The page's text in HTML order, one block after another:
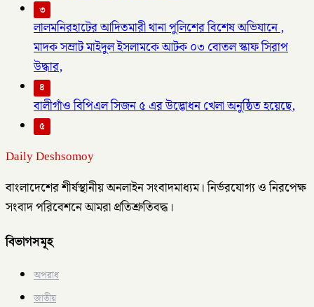
৩
লালমনিরহাটের আদিতমারী থানা পুলিশের বিশেষ অভিযানে ,
মাদক সম্রাট মাইদুল ইসলামকে আটক ০৩ বোতল স্কাফ সিরাপ
উদ্ধার,
৪
বালীগাঁও বিপিএল সিজন ৫ এর উদ্ভোধন খেলা অনুষ্ঠিত হয়েছে,
৫
Daily Deshsomoy
বাংলাদেশের শীর্ষস্থানীয় অনলাইন সংবাদমাধ্যম। নির্ভরযোগ্য ও নিরপেক্ষ
সংবাদ পরিবেশনে আমরা প্রতিশ্রুতিবদ্ধ।
বিভাগসমূহ
অপরাধ
জাতীয়